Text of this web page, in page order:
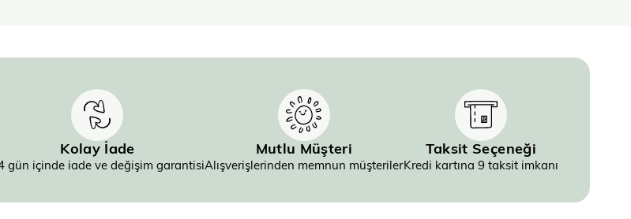
Kolay İade
gün içinde iade ve değişim garantisi
Mutlu Müşteri
Alışverişlerinden memnun müşteriler
Taksit Seçeneği
Kredi kartına 9 taksit imkanı